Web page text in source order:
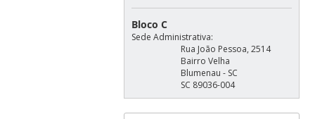
Bloco C
Sede Administrativa:
Rua João Pessoa, 2514
Bairro Velha
Blumenau - SC
SC 89036-004